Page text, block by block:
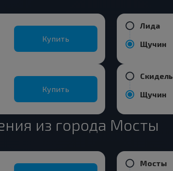
Купить
Купить
Лида
Щучин
Скидель
Щучин
из города Мосты
Мосты